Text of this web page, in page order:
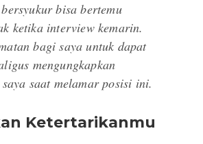
bisa bertemu
ketika interview kemarin.
bagi saya untuk dapat
mengungkapkan
saat melamar posisi ini.
Ketertarikanmu